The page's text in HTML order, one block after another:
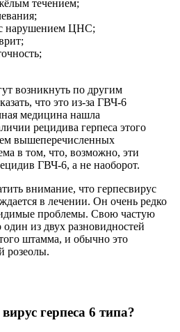
течением;
с нарушением ЦНС;
возникнуть по другим
что это из-за ГВЧ-6
медицина нашла
рецидива герпеса этого
вышеперечисленных
в том, что, возможно, эти
ГВЧ-6, а не наоборот.
внимание, что герпесвирус
в лечении. Он очень редко
проблемы. Свою частую
один из двух разновидностей
штамма, и обычно это
розеолы.
герпеса 6 типа?